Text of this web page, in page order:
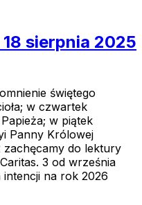
sierpnia 2025
świętego
w czwartek
w piątek
Panny Królowej
zachęcamy do lektury
3 od września
intencji na rok 2026